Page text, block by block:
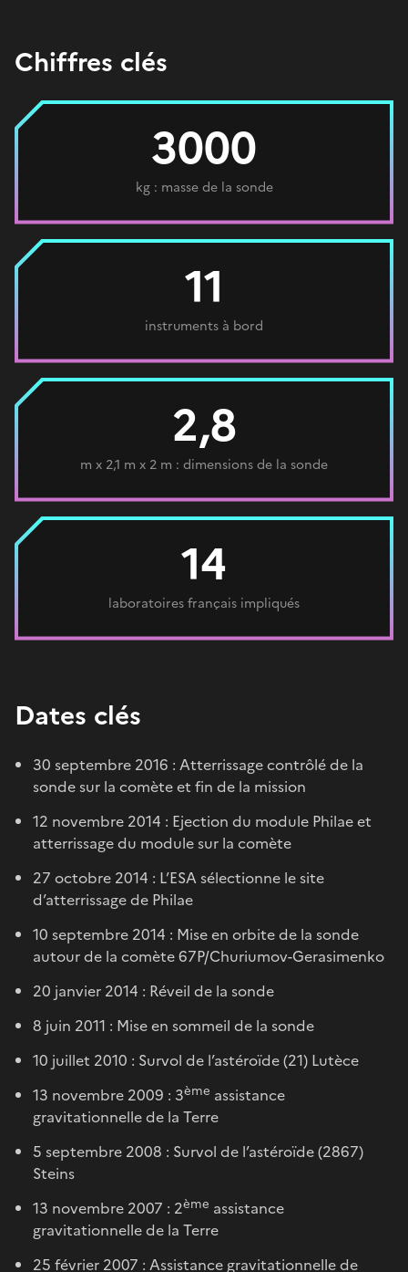
Chiffres clés
3000
kg : masse de la sonde
11
instruments à bord
2,8
m x 2,1 m x 2 m : dimensions de la sonde
14
laboratoires français impliqués
Dates clés
30 septembre 2016 : Atterrissage contrôlé de la
sonde sur la comète et fin de la mission
12 novembre 2014 : Ejection du module Philae et
atterrissage du module sur la comète
27 octobre 2014 : L’ESA sélectionne le site
d’atterrissage de Philae
10 septembre 2014 : Mise en orbite de la sonde
autour de la comète 67P/Churiumov-Gerasimenko
20 janvier 2014 : Réveil de la sonde
8 juin 2011 : Mise en sommeil de la sonde
10 juillet 2010 : Survol de l’astéroïde (21) Lutèce
13 novembre 2009 : 3ème assistance
gravitationnelle de la Terre
5 septembre 2008 : Survol de l’astéroïde (2867)
Steins
13 novembre 2007 : 2ème assistance
gravitationnelle de la Terre
25 février 2007 : Assistance gravitationnelle de